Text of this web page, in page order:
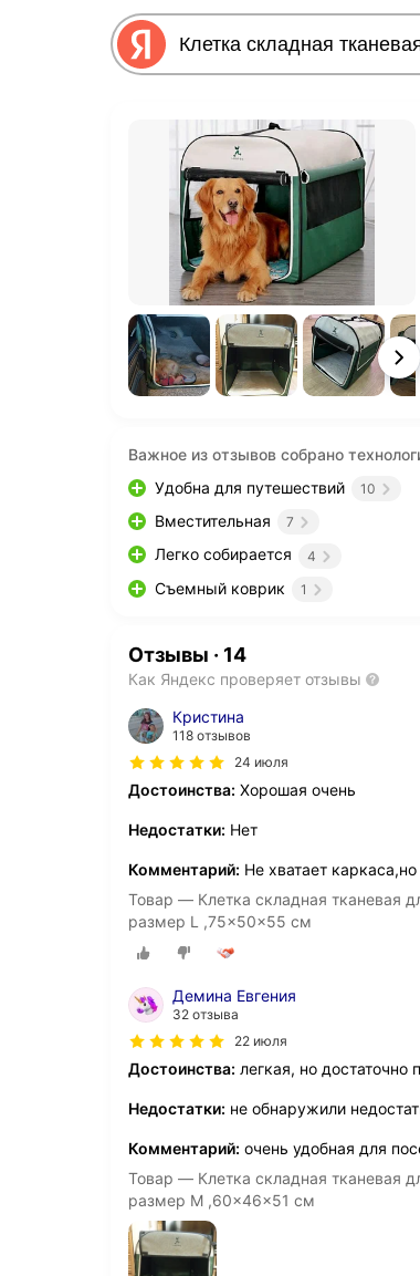
Важное из отзывов собрано
Удобна для путешествий
10
Вместительная 7
Легко собирается 4
Съемный коврик 1
Отзывы · 14
Как Яндекс проверяет отзывы
Кристина
118 отзывов
24 июля
Достоинства: Хорошая очень
Недостатки: Нет
Комментарий: Не хватает
Товар — Клетка складная тканевая
размер L ,75x50x55 см
Демина Евгения
32 отзыва
22 июля
Достоинства: легкая, но достаточно
Недостатки: не обнаружили
Комментарий: очень удобная для
Товар — Клетка складная тканевая
размер M ,60x46x51 см